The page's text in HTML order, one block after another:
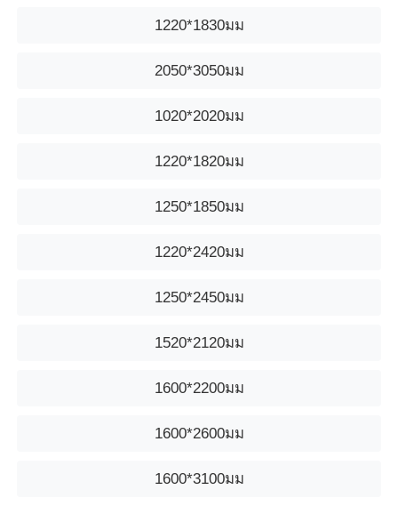
1220*1830มม
2050*3050มม
1020*2020มม
1220*1820มม
1250*1850มม
1220*2420มม
1250*2450มม
1520*2120มม
1600*2200มม
1600*2600มม
1600*3100มม